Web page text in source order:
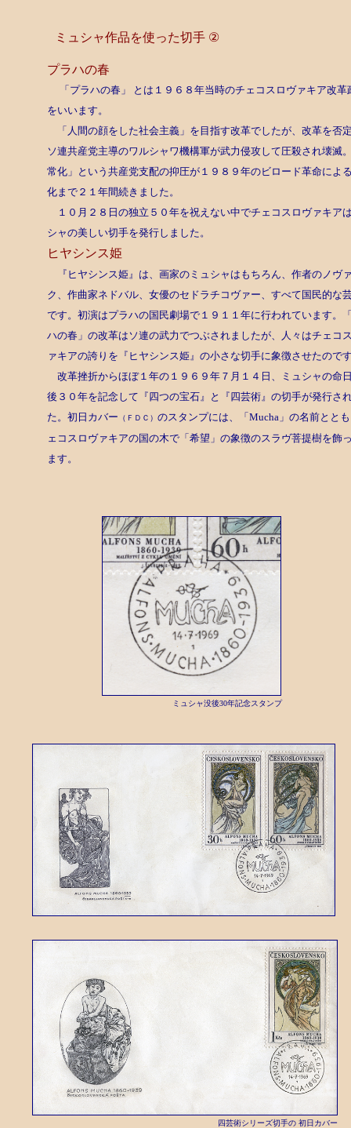
プラハの春
「プラハの春」 とは１９６８年当時のチェコスロヴァキア改革
をいいます。
「人間の顔をした社会主義」を目指す改革でしたが、改革を否
ソ連共産党主導のワルシャワ機構軍が武力侵攻して圧殺され壊滅
常化」という共産党支配の抑圧が１９８９年のビロード革命によ
化まで２１年間続きました。
１０月２８日の独立５０年を祝えない中でチェコスロヴァキア
シャの美しい切手を発行しました。
ヒヤシンス姫
『ヒヤシンス姫』は、画家のミュシャはもちろん、作者のノヴ
ク、作曲家ネドバル、女優のセドラチコヴァー、すべて国民的な
です。初演はプラハの国民劇場で１９１１年に行われています。
ハの春」の改革はソ連の武力でつぶされましたが、人々はチェコ
ァキアの誇りを『ヒヤシンス姫』の小さな切手に象徴させたので
改革挫折からほぼ１年の１９６９年７月１４日、ミュシャの命
後３０年を記念して『四つの宝石』と『四芸術』の切手が発行さ
た。初日カバー （ＦＤＣ） のスタンプには、「Mucha」の名前とと
ェコスロヴァキアの国の木で「希望」の象徴のスラヴ菩提樹を飾
ます。
ミュシャ作品を使った切手 ②
四芸術シリーズ切手の初日カバー
ミュシャ没後30年記念スタンプ
四芸術シリーズ切手の 初日カバー